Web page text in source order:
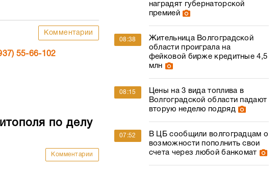
Комментарии
55-66-102
по делу
Комментарии
наградят губернаторской
премией
08:38
Жительница Волгоградской
области проиграла на
фейковой бирже кредитные 4,5
млн
08:15
Цены на 3 вида топлива в
Волгоградской области падают
вторую неделю подряд
07:52
В ЦБ сообщили волгоградцам о
возможности пополнить свои
счета через любой банкомат